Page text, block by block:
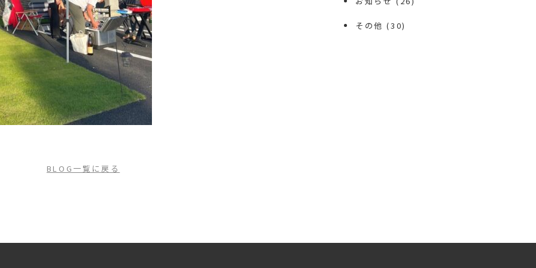
BLOG一覧に戻る
その他 (30)